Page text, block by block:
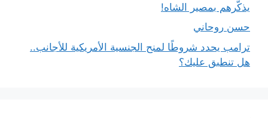
يذكّرهم بمصير الشاه!
حسن روحاني
ترامب يحدد شروطًا لمنح الجنسية الأمريكية للأجانب..
هل تنطبق عليك؟